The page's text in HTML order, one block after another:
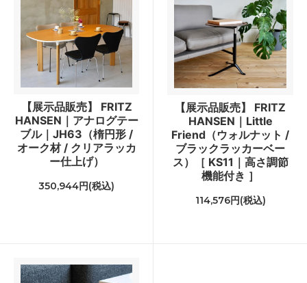
【展示品販売】 FRITZ
HANSEN｜アナログテー
ブル｜JH63（楕円形 /
オーク材 / クリアラッカ
ー仕上げ）
350,944円(税込)
【展示品販売】 FRITZ
HANSEN｜Little
Friend（ウォルナット /
ブラックラッカーベー
ス）［ KS11｜高さ調節
機能付き ］
114,576円(税込)